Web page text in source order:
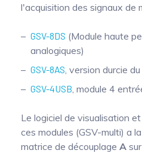
l'acquisition des signaux de
GSV-8DS (Module haute
analogiques)
GSV-8AS , version durcie
GSV-4USB , module 4
Le logiciel de visualisation
ces modules (GSV-multi) a
matrice de découplage A